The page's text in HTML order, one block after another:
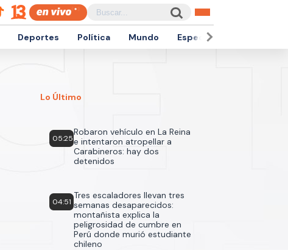
Deportes Política Mundo Espectáculos
Lo Último
05:25
Robaron vehículo en La Reina
e intentaron atropellar a
Carabineros: hay dos
detenidos
04:51
Tres escaladores llevan tres
semanas desaparecidos:
montañista explica la
peligrosidad de cumbre en
Perú donde murió estudiante
chileno